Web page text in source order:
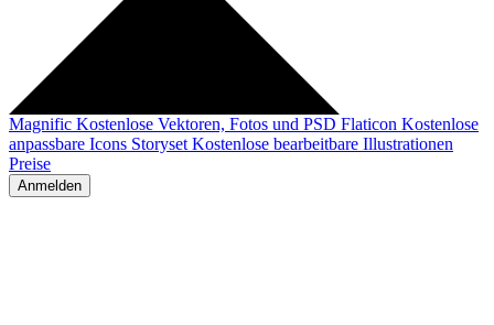
Magnific Kostenlose Vektoren, Fotos und PSD Flaticon Kostenlose
anpassbare Icons Storyset Kostenlose bearbeitbare Illustrationen
Preise
Anmelden